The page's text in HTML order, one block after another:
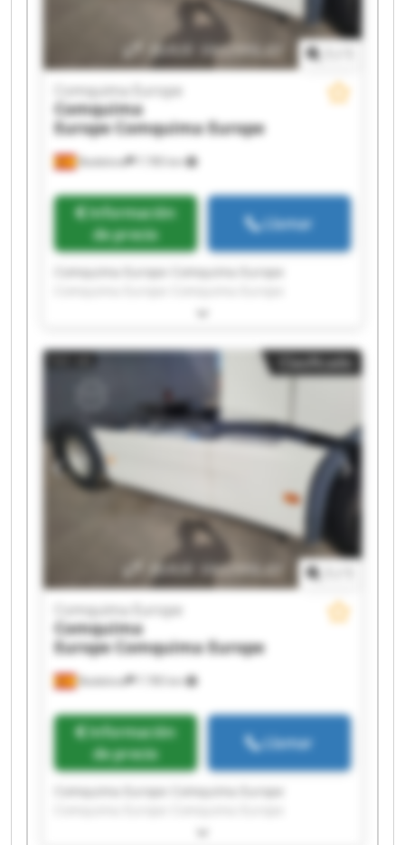
Badalona 7.785 km
Comquima Europe
Comquima
EuropeComquima Europe
Información
de precio
Llamar
Comquima Europe Comquima Europe
Comquima Europe Comquima Europe
Comquima Europe Comquima Europe
Comquima Europe Comquima Europe
Comquima Europe Comquima Europe
Comquima Europe Comquima Europe
Comquima Europe Comquima Europe
Comquima Europe Comquima Europe
Clasificado
Badalona 7.785 km
Comquima Europe
Comquima
EuropeComquima Europe
Información
de precio
Llamar
Comquima Europe Comquima Europe
Comquima Europe Comquima Europe